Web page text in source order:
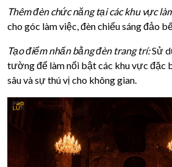
Thêm đèn chức năng tại các khu vực
cho góc làm việc, đèn chiếu sáng đảo
Tạo điểm nhấn bằng đèn trang trí:Sử
tường để làm nổi bật các khu vực đặc
sâu và sự thú vị cho không gian.